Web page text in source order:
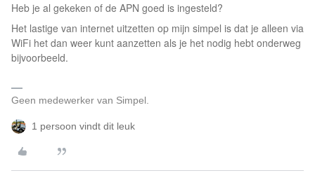
Heb je al gekeken of de APN goed is ingesteld?
Het lastige van internet uitzetten op mijn simpel is dat je alleen via
WiFi het dan weer kunt aanzetten als je het nodig hebt onderweg
bijvoorbeeld.
Geen medewerker van Simpel.
1 persoon vindt dit leuk